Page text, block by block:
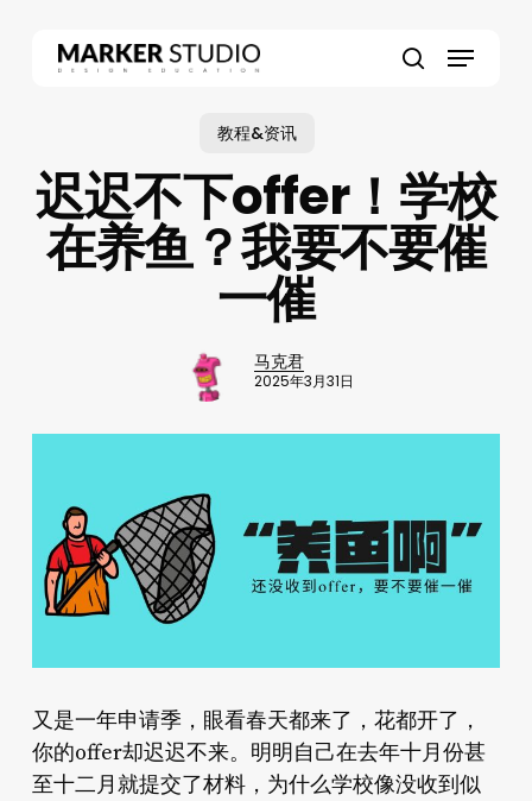
Menu
教程&资讯
迟迟不下offer！学校
在养鱼？我要不要催
一催
马克君
2025年3月31日
又是一年申请季，眼看春天都来了，花都开了，
你的offer却迟迟不来。明明自己在去年十月份甚
至十二月就提交了材料，为什么学校像没收到似